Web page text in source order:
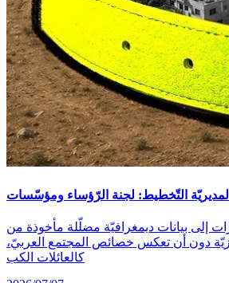
إلى بيانات ديمغرافيّة مضلّلة مأخوذة من
دون أن تعكس خصائص المجتمع العربيّ،
كالعائلات الكب